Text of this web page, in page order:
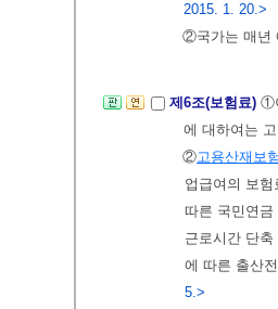
2015. 1. 20.>
②국가는 매년
제6조(보험료) ①
에 대하여는
②고용산재보
업급여의 보
따른 국민연
근로시간 단
에 따른 출산
5.>